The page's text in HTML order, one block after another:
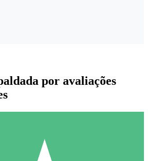
por avaliações